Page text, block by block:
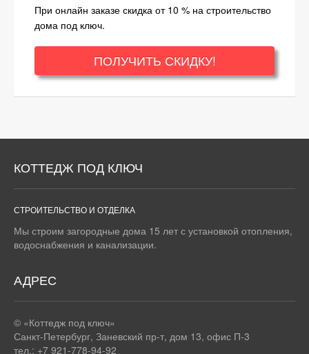
При онлайн заказе скидка от 10 % на строительство
дома под ключ.
ПОЛУЧИТЬ СКИДКУ!
КОТТЕДЖ ПОД КЛЮЧ
СТРОИТЕЛЬСТВО И ОТДЕЛКА
Мы строим загородные дома 15 лет с установкой отопления,
водоснабжения и канализации.
АДРЕС
© «Коттедж под ключ»
Санкт-Петербург, Заневский пр-т, дом 13, офис П-3
тел.: +7 921-778-94-92